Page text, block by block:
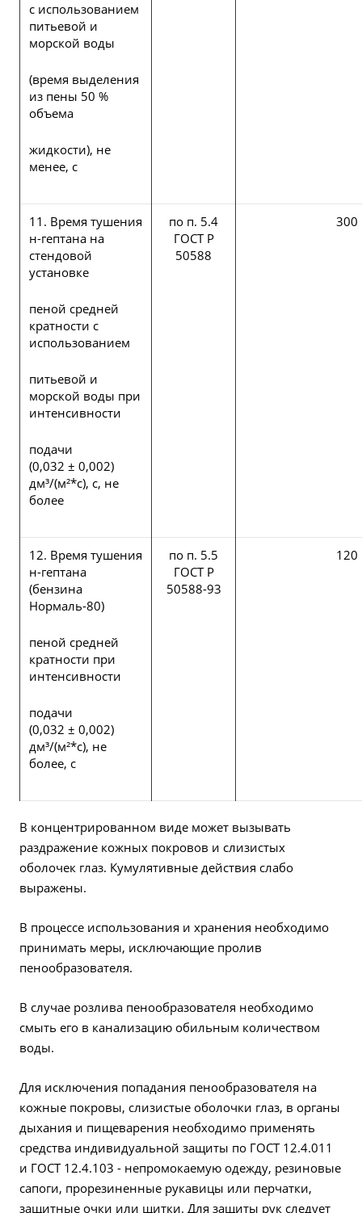
с использованием
питьевой и
морской воды
(время выделения
из пены 50 %
объема
жидкости), не
менее, с
11. Время тушения
н-гептана на
стендовой
установке
пеной средней
кратности с
использованием
питьевой и
морской воды при
интенсивности
подачи
(0,032 ± 0,002)
дм³/(м²*с), с, не
более
по п. 5.4
ГОСТ Р
50588
300
12. Время тушения
н-гептана
(бензина
Нормаль-80)
пеной средней
кратности при
интенсивности
подачи
(0,032 ± 0,002)
дм³/(м²*с), не
более, с
по п. 5.5
ГОСТ Р
50588-93
120
В концентрированном виде может вызывать
раздражение кожных покровов и слизистых
оболочек глаз. Кумулятивные действия слабо
выражены.
В процессе использования и хранения необходимо
принимать меры, исключающие пролив
пенообразователя.
В случае розлива пенообразователя необходимо
смыть его в канализацию обильным количеством
воды.
Для исключения попадания пенообразователя на
кожные покровы, слизистые оболочки глаз, в органы
дыхания и пищеварения необходимо применять
средства индивидуальной защиты по ГОСТ 12.4.011
и ГОСТ 12.4.103 - непромокаемую одежду, резиновые
сапоги, прорезиненные рукавицы или перчатки,
защитные очки или щитки. Для защиты рук следует